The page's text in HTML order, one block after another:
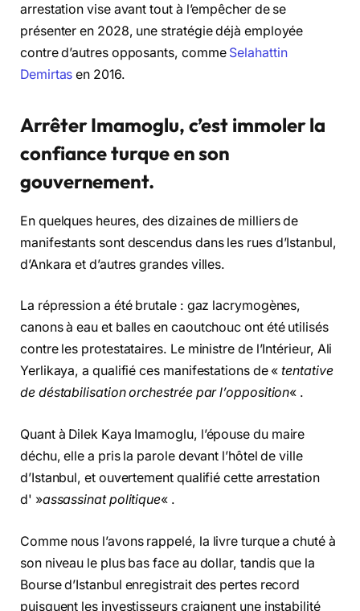
arrestation vise avant tout à l’empêcher de se
présenter en 2028, une stratégie déjà employée
contre d’autres opposants, comme Selahattin
Demirtas en 2016.
Arrêter Imamoglu, c’est immoler la
confiance turque en son
gouvernement.
En quelques heures, des dizaines de milliers de
manifestants sont descendus dans les rues d’Istanbul,
d’Ankara et d’autres grandes villes.
La répression a été brutale : gaz lacrymogènes,
canons à eau et balles en caoutchouc ont été utilisés
contre les protestataires. Le ministre de l’Intérieur, Ali
Yerlikaya, a qualifié ces manifestations de «tentative
de déstabilisation orchestrée par l’opposition« .
Quant à Dilek Kaya Imamoglu, l’épouse du maire
déchu, elle a pris la parole devant l’hôtel de ville
d’Istanbul, et ouvertement qualifié cette arrestation
d' »assassinat politique« .
Comme nous l’avons rappelé, la livre turque a chuté à
son niveau le plus bas face au dollar, tandis que la
Bourse d’Istanbul enregistrait des pertes record
puisquent les investisseurs craignent une instabilité